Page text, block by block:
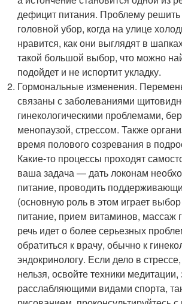
дефицит питания. Проблему решить
головной убор, когда на улице
нравится, как они выглядят в
такой большой выбор, что можно
подойдет и не испортит укладку.
Гормональные изменения.
связаны с заболеваниями
гинекологическими проблемами,
менопаузой, стрессом. Также
время полового созревания в
Какие-то процессы проходят
ваша задача — дать локонам
питание, проводить
(основную роль в этом играет
питание, прием витаминов, массаж
речь идет о более серьезных
обратиться к врачу, обычно к
эндокринологу. Если дело в
нельзя, освойте техники медитации,
расслабляющими видами спорта,